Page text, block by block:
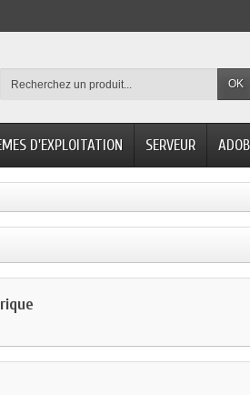
OK
D'EXPLOITATION SERVEUR